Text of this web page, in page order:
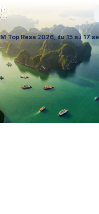
du 15 au 17